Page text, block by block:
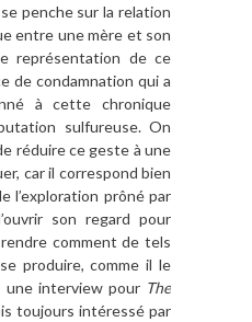
penche sur la relation
entre une mère et son
représentation de ce
de condamnation qui a
à cette chronique
sulfureuse. On
réduire ce geste à une
car il correspond bien
l’exploration prôné par
son regard pour
comment de tels
produire, comme il le
une interview pour The
toujours intéressé par